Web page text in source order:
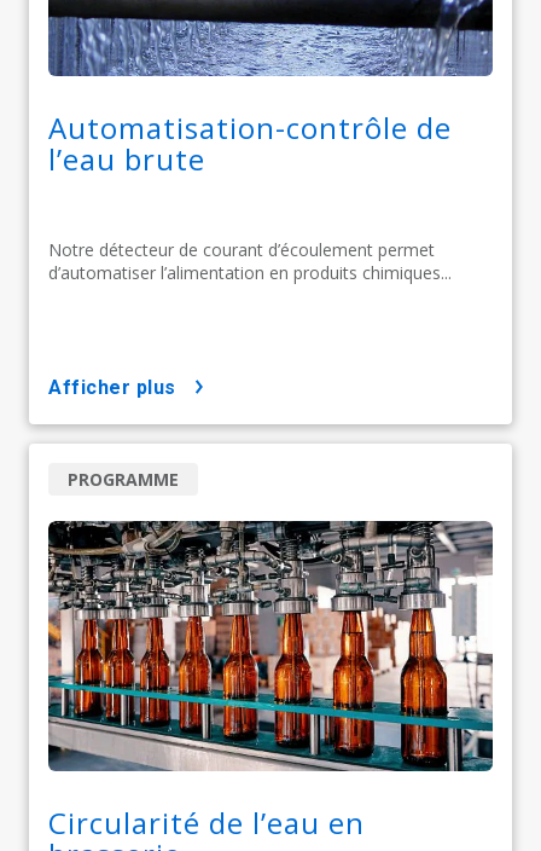
Automatisation-contrôle de
l’eau brute
Notre détecteur de courant d’écoulement permet
d’automatiser l’alimentation en produits chimiques...
afficher plus
Circularité de l’eau en
PROGRAMME